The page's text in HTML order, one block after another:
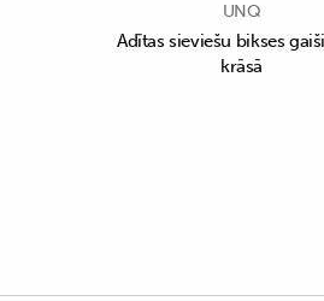
UNQ
Adītas sieviešu bikses
krāsā